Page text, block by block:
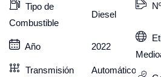
Tipo de
Combustible
Diesel
Año 2022
Transmisión Automático